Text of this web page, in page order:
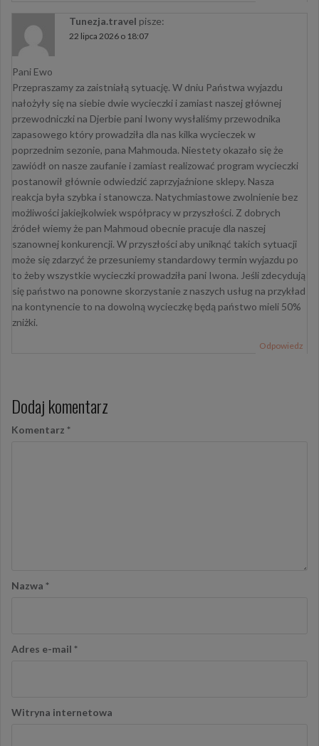
Tunezja.travel pisze:
22 lipca 2026 o 18:07
Pani Ewo
Przepraszamy za zaistniałą sytuację. W dniu Państwa wyjazdu
nałożyły się na siebie dwie wycieczki i zamiast naszej głównej
przewodniczki na Djerbie pani Iwony wysłaliśmy przewodnika
zapasowego który prowadziła dla nas kilka wycieczek w
poprzednim sezonie, pana Mahmouda. Niestety okazało się że
zawiódł on nasze zaufanie i zamiast realizować program wycieczki
postanowił głównie odwiedzić zaprzyjaźnione sklepy. Nasza
reakcja była szybka i stanowcza. Natychmiastowe zwolnienie bez
możliwości jakiejkolwiek współpracy w przyszłości. Z dobrych
źródeł wiemy że pan Mahmoud obecnie pracuje dla naszej
szanownej konkurencji. W przyszłości aby uniknąć takich sytuacji
może się zdarzyć że przesuniemy standardowy termin wyjazdu po
to żeby wszystkie wycieczki prowadziła pani Iwona. Jeśli zdecydują
się państwo na ponowne skorzystanie z naszych usług na przykład
na kontynencie to na dowolną wycieczkę będą państwo mieli 50%
zniżki.
Odpowiedz
Dodaj komentarz
Komentarz *
Nazwa *
Adres e-mail *
Witryna internetowa